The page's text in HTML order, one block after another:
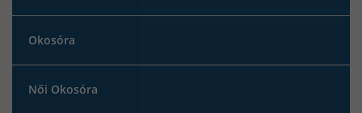
Okosóra
Női Okosóra